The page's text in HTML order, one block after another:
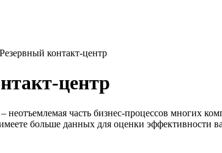
контакт-центр
центр
неотъемлемая часть бизнес-процессов многих
больше данных для оценки